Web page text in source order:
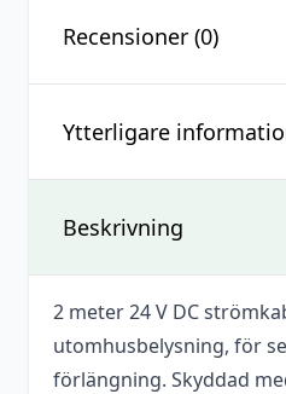
Beskrivning
2 meter 24 V DC
utomhusbelysning, för
förlängning. Skyddad
Ytterligare
Vikt
Dimensioner
150
Varumärke
Mått
2 m
Recensioner (0)
Recensioner
Det finns inga
Bli först med att
Strömkabel, 2 meter”
Du måste varainloggad
recension.